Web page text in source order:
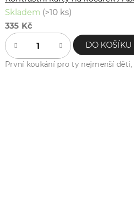
Skladem (>10 ks)
335 Kč
DO KOŠÍKU
První koukání pro ty nejmenší